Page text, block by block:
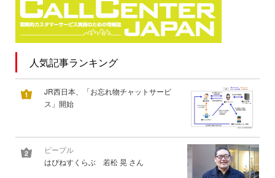
人気記事ランキング
JR西日本、「お忘れ物チャットサービ
ス」開始
ピープル
はぴねすくらぶ 若松 晃 さん